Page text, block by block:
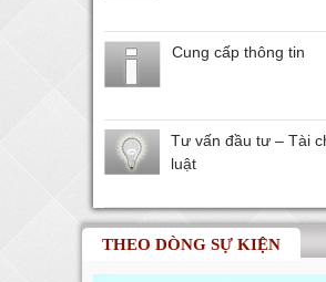
Cung cấp thông tin
Tư vấn đầu tư – Tài
luật
THEO DÒNG SỰ KIỆN